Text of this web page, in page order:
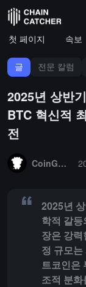
첫 페이지 속보
글 전문 칼럼
2025년 상반
BTC 혁신적
전
CoinGlass
2025년
학적 갈
장은 강
정 규모
트코인은
조적 분